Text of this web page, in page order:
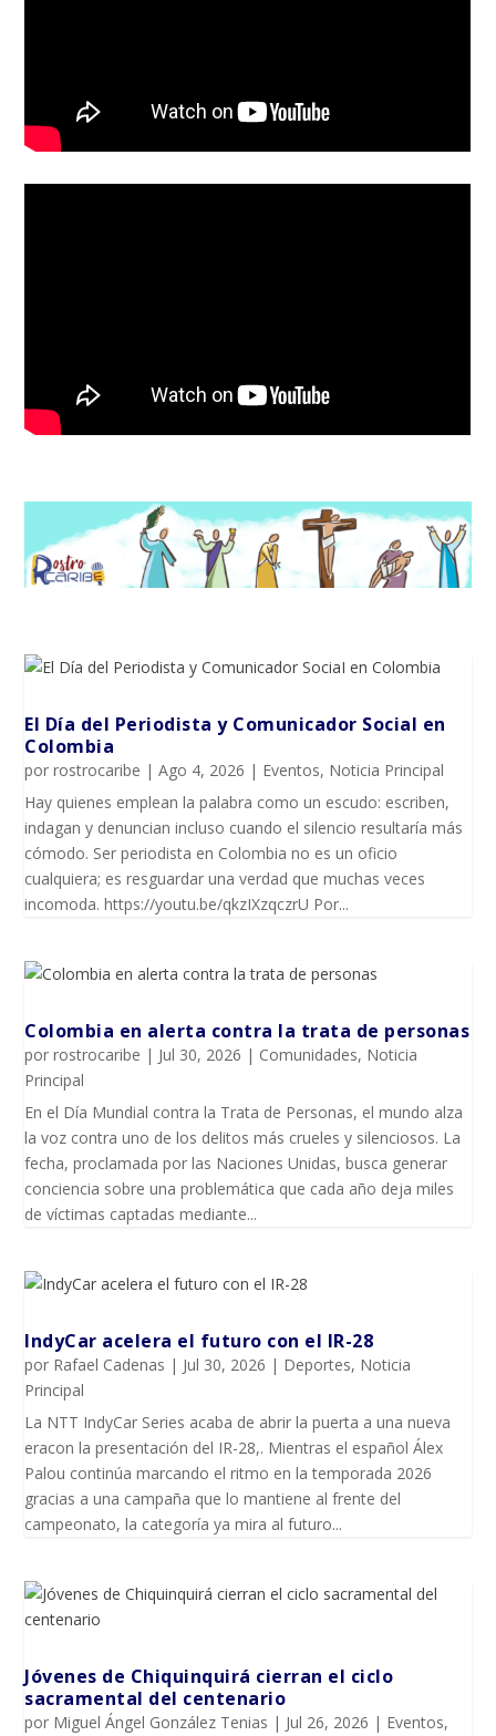
El Día del Periodista y Comunicador SociaI en
Colombia
porrostrocaribe |Ago 4, 2026 | Eventos, Noticia Principal
Hay quienes emplean la palabra como un escudo: escriben,
indagan y denuncian incluso cuando el silencio resultaría más
cómodo. Ser periodista en Colombia no es un oficio
cualquiera; es resguardar una verdad que muchas veces
incomoda. https://youtu.be/qkzIXzqczrU Por...
Colombia en alerta contra la trata de personas
porrostrocaribe | Jul 30, 2026 | Comunidades, Noticia
Principal
En el Día Mundial contra la Trata de Personas, el mundo alza
la voz contra uno de los delitos más crueles y silenciosos. La
fecha, proclamada por las Naciones Unidas, busca generar
conciencia sobre una problemática que cada año deja miles
de víctimas captadas mediante...
IndyCar acelera el futuro con el IR-28
por Rafael Cadenas | Jul 30, 2026 | Deportes, Noticia
Principal
La NTT IndyCar Series acaba de abrir la puerta a una nueva
eracon la presentación del IR-28,. Mientras el español Álex
Palou continúa marcando el ritmo en la temporada 2026
gracias a una campaña que lo mantiene al frente del
campeonato, la categoría ya mira al futuro...
Jóvenes de Chiquinquirá cierran el ciclo
sacramental del centenario
por Miguel Ángel González Tenias | Jul 26, 2026 | Eventos,